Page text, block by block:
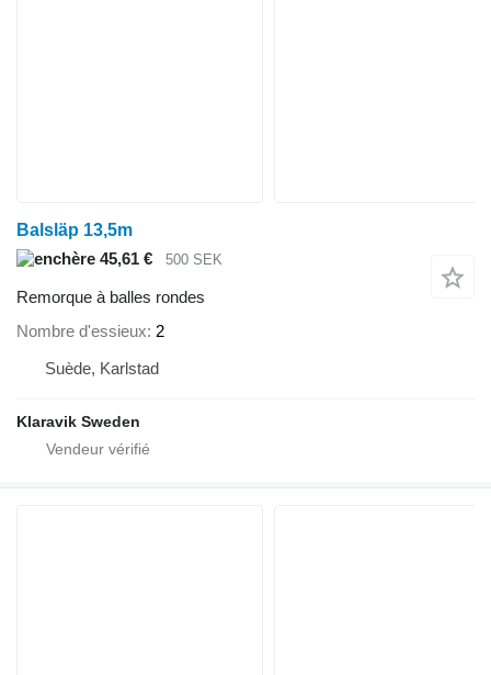
Balsläp 13,5m
45,61 €
500 SEK
Remorque à balles rondes
Nombre d'essieux 2
Suède, Karlstad
Klaravik Sweden